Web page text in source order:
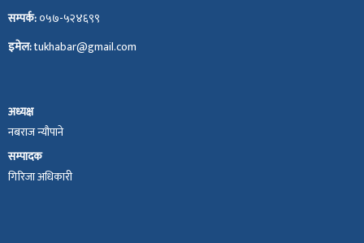
सम्पर्क:०५७-५२४६९९
इमेल:tukhabar@gmail.com
अध्यक्ष
नबराज न्यौपाने
सम्पादक
गिरिजा अधिकारी